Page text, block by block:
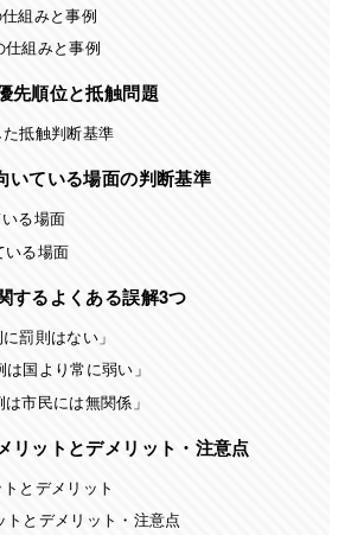
組みと事例
組みと事例
先順位と抵触問題
抵触判断基準
いている場面の判断基準
る場面
いる場面
するよくある誤解3つ
罰則はない」
国より常に弱い」
市民には無関係」
リットとデメリット・注意点
とデメリット
トとデメリット・注意点